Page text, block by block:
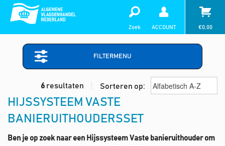
Zoek ACCOUNT €0,00
FILTERMENU
6 resultaten Sorteren op:
HIJSSYSTEEM VASTE
BANIERUITHOUDERSSET
Ben je op zoek naar een Hijssysteem Vaste banieruithouder om